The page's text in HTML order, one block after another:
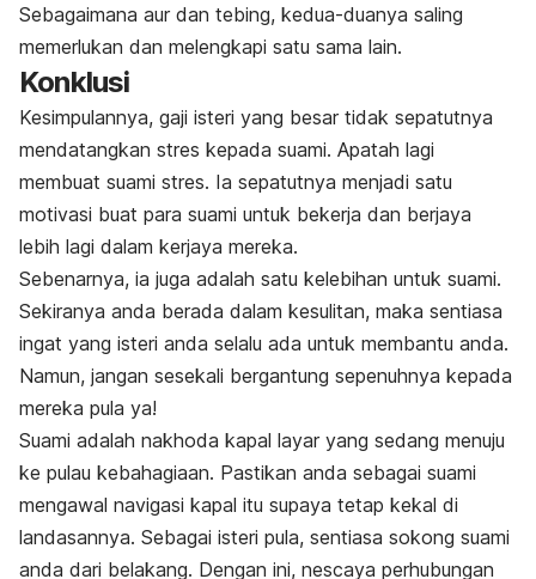
Sebagaimana aur dan tebing, kedua-duanya saling
memerlukan dan melengkapi satu sama lain.
Konklusi
Kesimpulannya, gaji isteri yang besar tidak sepatutnya
mendatangkan stres kepada suami. Apatah lagi
membuat suami stres. Ia sepatutnya menjadi satu
motivasi buat para suami untuk bekerja dan berjaya
lebih lagi dalam kerjaya mereka.
Sebenarnya, ia juga adalah satu kelebihan untuk suami.
Sekiranya anda berada dalam kesulitan, maka sentiasa
ingat yang isteri anda selalu ada untuk membantu anda.
Namun, jangan sesekali bergantung sepenuhnya kepada
mereka pula ya!
Suami adalah nakhoda kapal layar yang sedang menuju
ke pulau kebahagiaan. Pastikan anda sebagai suami
mengawal navigasi kapal itu supaya tetap kekal di
landasannya. Sebagai isteri pula, sentiasa sokong suami
anda dari belakang. Dengan ini, nescaya perhubungan